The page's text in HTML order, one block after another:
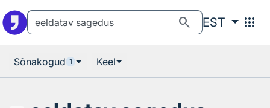
search EST apps
Sõnakogud 1 Keel